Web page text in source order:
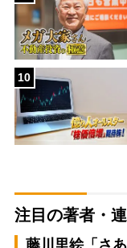
10
注目の著者・
藤川里絵「さ